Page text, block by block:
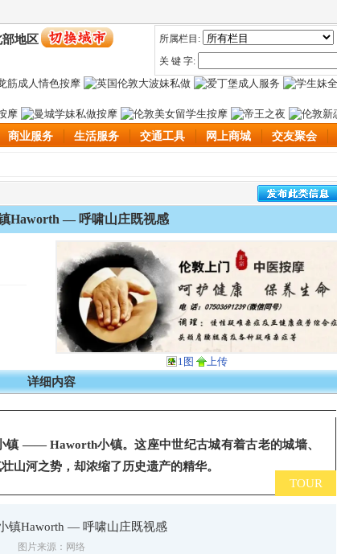
地区
所属栏目:
关 键 字:
商业服务 生活服务 交通工具 网上商城 交友聚会
Haworth — 呼啸山庄既视感
1图
上传
详细内容
镇 —— Haworth小镇。这座中世纪古城有着古老的城墙、
山河之势，却浓缩了历史遗产的精华。
TOUR
图片来源：网络